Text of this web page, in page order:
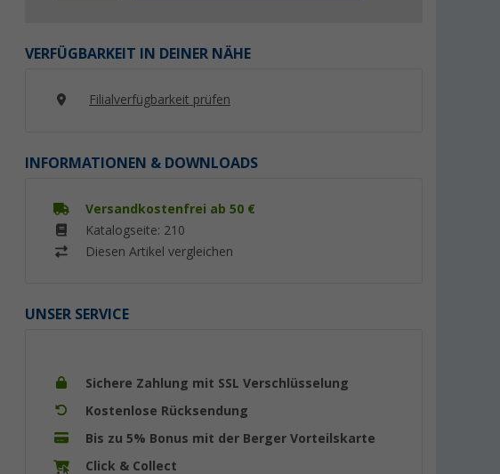
VERFÜGBARKEIT IN DEINER NÄHE
Filialverfügbarkeit prüfen
INFORMATIONEN & DOWNLOADS
Versandkostenfrei ab 50 €
Katalogseite: 210
Diesen Artikel vergleichen
UNSER SERVICE
Sichere Zahlung mit SSL Verschlüsselung
Kostenlose Rücksendung
Bis zu 5% Bonus mit der Berger Vorteilskarte
Click & Collect
Berger Iseo Sonnenliege grün
%
9, €